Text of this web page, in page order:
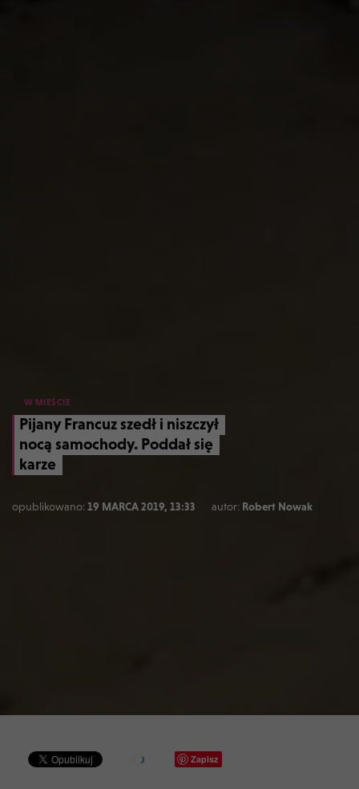
W MIEŚCIE
Pijany Francuz szedł i niszczył
nocą samochody. Poddał się
karze
opublikowano:19 MARCA 2019, 13:33 autor: Robert Nowak
Zapisz